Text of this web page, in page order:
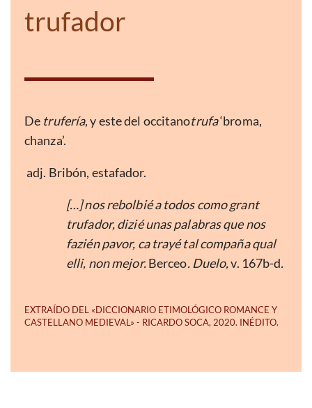
trufador
De trufería, y este del occitanotrufa‘broma,
chanza’.
adj. Bribón, estafador.
[…] nos rebolbié a todos como grant
trufador, dizié unas palabras que nos
fazién pavor, ca trayé tal compaña qual
elli, non mejor.Berceo. Duelo,v. 167b-d.